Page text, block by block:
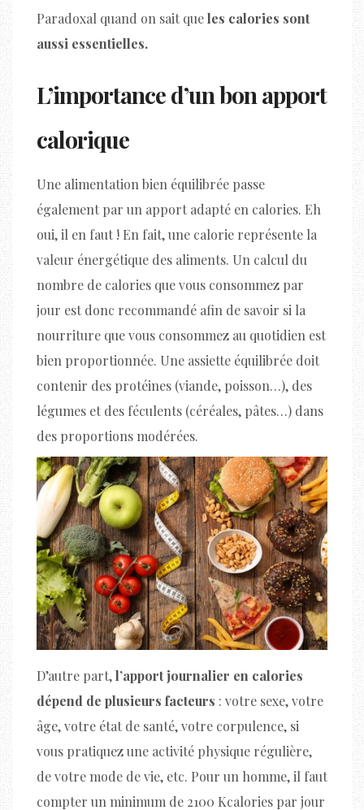
Paradoxal quand on sait queles calories sont
aussi essentielles.
L’importance d’un bon apport
calorique
Une alimentation bien équilibrée passe
également par un apport adapté en calories. Eh
oui, il en faut ! En fait, une calorie représente la
valeur énergétique des aliments. Un calcul du
nombre de calories que vous consommez par
jour est donc recommandé afin de savoir si la
nourriture que vous consommez au quotidien est
bien proportionnée. Une assiette équilibrée doit
contenir des protéines (viande, poisson…), des
légumes et des féculents (céréales, pâtes…) dans
des proportions modérées.
D’autre part,l’apport journalier en calories
dépend de plusieurs facteurs : votre sexe, votre
âge, votre état de santé, votre corpulence, si
vous pratiquez une activité physique régulière,
de votre mode de vie, etc. Pour un homme, il faut
compter un minimum de 2100 Kcalories par jour